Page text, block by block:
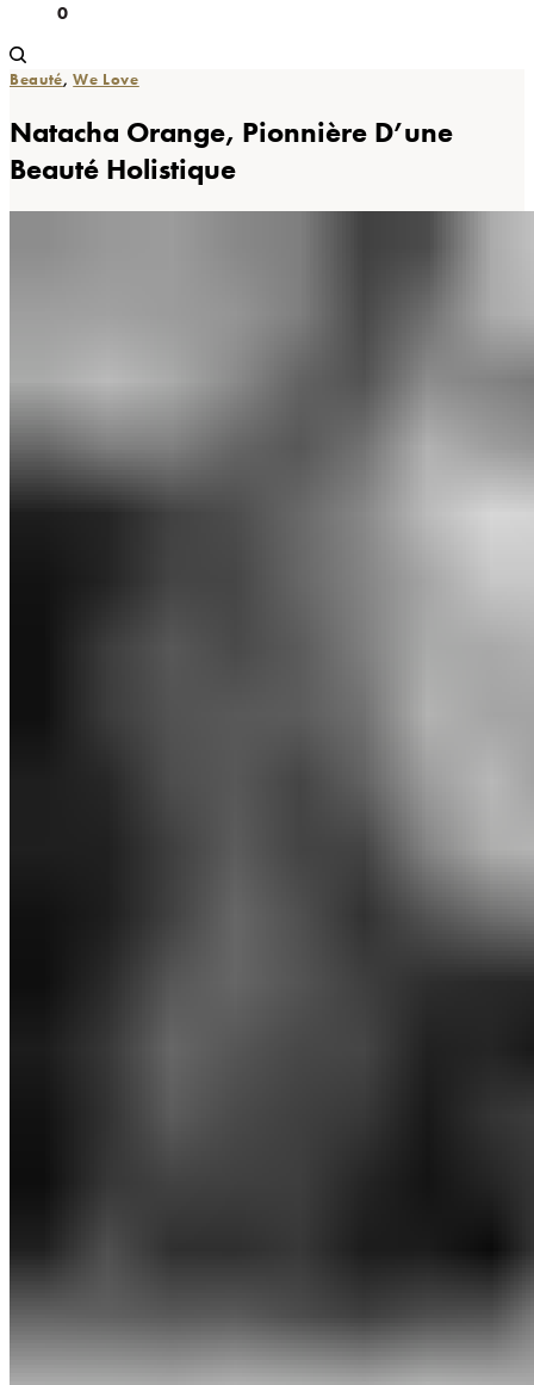
0
Beauté,We Love
Natacha Orange, Pionnière D’une
Beauté Holistique